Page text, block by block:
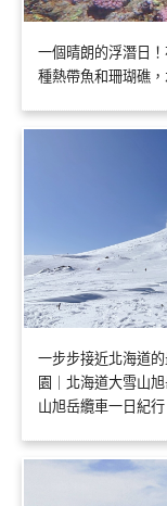
一個晴朗的浮潛日
種熱帶魚和珊瑚礁
一步步接近北海道
園｜北海道大雪山
山旭岳纜車一日紀行